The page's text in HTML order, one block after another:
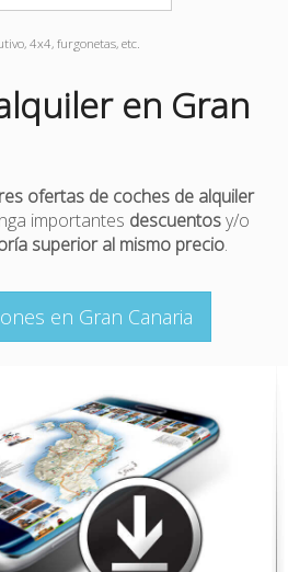
4x4, furgonetas, etc.
en Gran
ofertas de coches de alquiler
importantes descuentosy/o
superior al mismo precio.
en Gran Canaria